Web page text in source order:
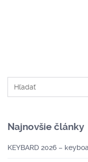
Najnovšie články
KEYBARD 2026 –